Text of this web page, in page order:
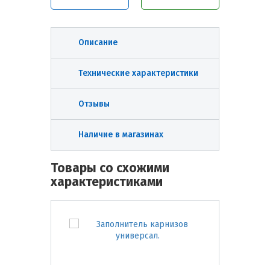
Описание
Технические характеристики
Отзывы
Наличие в магазинах
Товары со схожими
характеристиками